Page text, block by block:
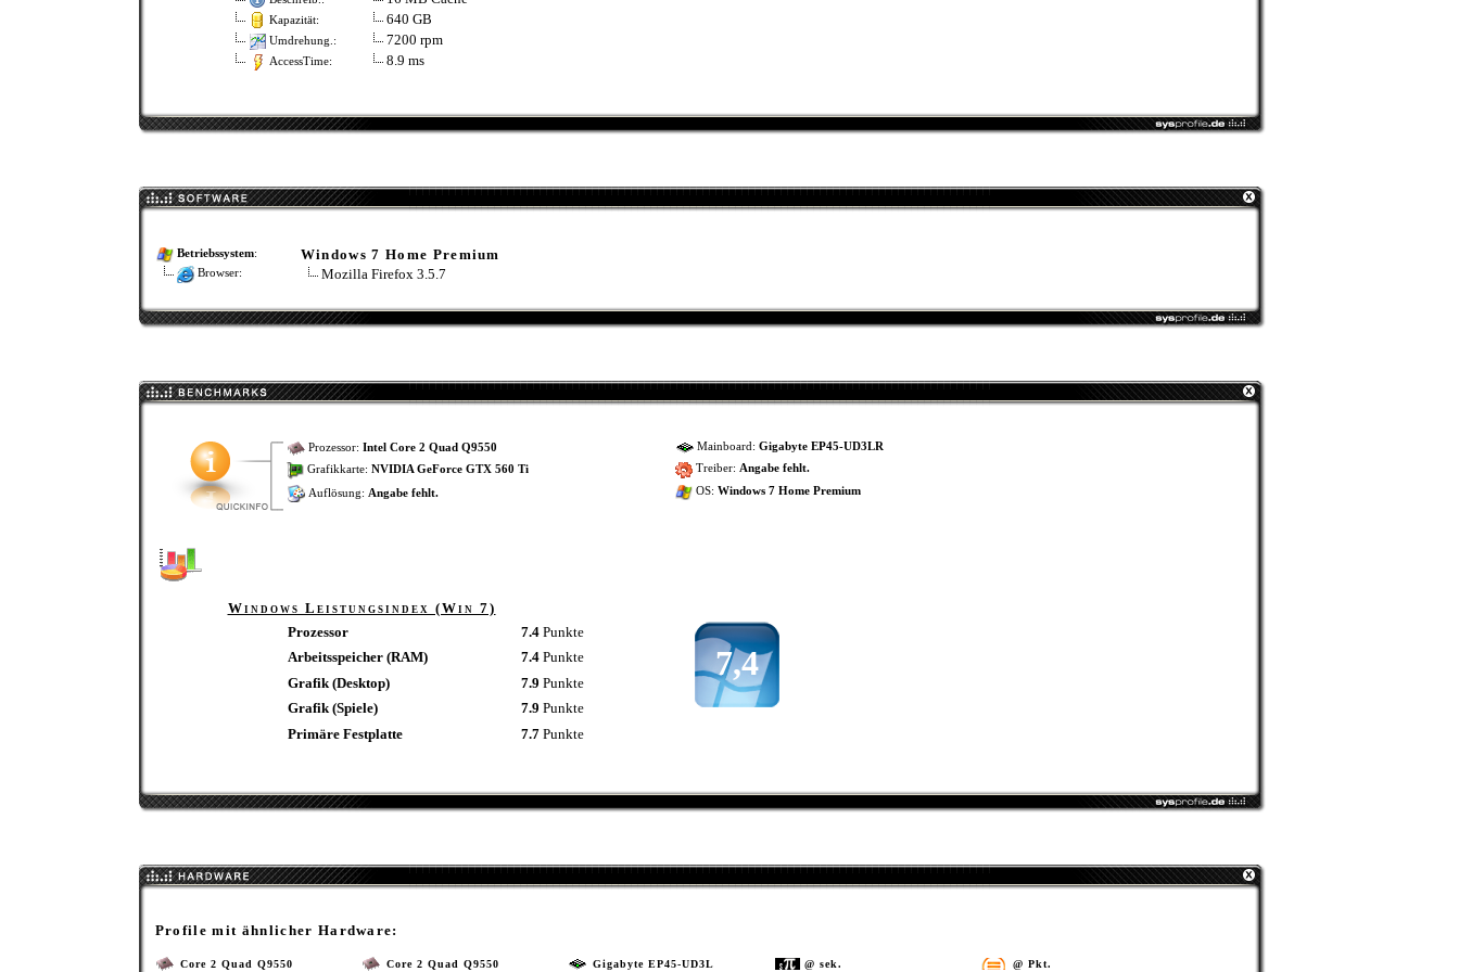
Kapazität: 640 GB
Umdrehung.: 7200 rpm
AccessTime: 8.9 ms
Betriebssystem: Windows 7 Home Premium
Browser: Mozilla Firefox 3.5.7
Prozessor: Intel Core 2 Quad Q9550
Grafikkarte: NVIDIA GeForce GTX 560 Ti
Auflösung: Angabe fehlt.
Mainboard: Gigabyte EP45-UD3LR
Treiber: Angabe fehlt.
OS: Windows 7 Home Premium
Windows Leistungsindex (Win 7)
Prozessor
7.4 Punkte
7,4
Arbeitsspeicher (RAM) 7.4 Punkte
Grafik (Desktop)
7.9 Punkte
Grafik (Spiele)
7.9 Punkte
Primäre Festplatte
7.7 Punkte
Profile mit ähnlicher Hardware:
Core 2 Quad Q9550 Core 2 Quad Q9550 Gigabyte EP45-UD3L @ sek. @ Pkt.